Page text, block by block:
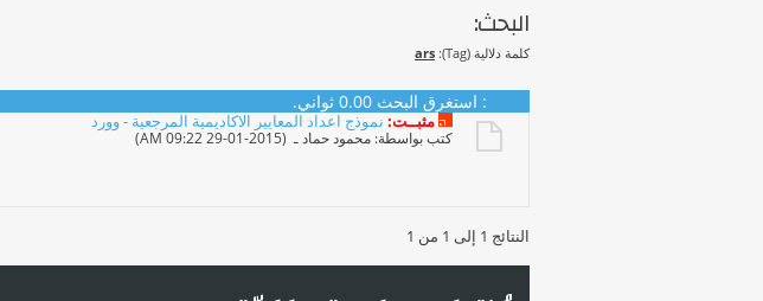
البحث:
كلمة دلالية (Tag): ars
: استغرق البحث 0.00 ثواني.
مثبــت: نموذج اعداد المعايير الاكاديمية المرجعية - وورد
كتب بواسطة: محمود حمادـ ‏ (29-01-2015 09:22 AM)
النتائج 1 إلى 1 من 1